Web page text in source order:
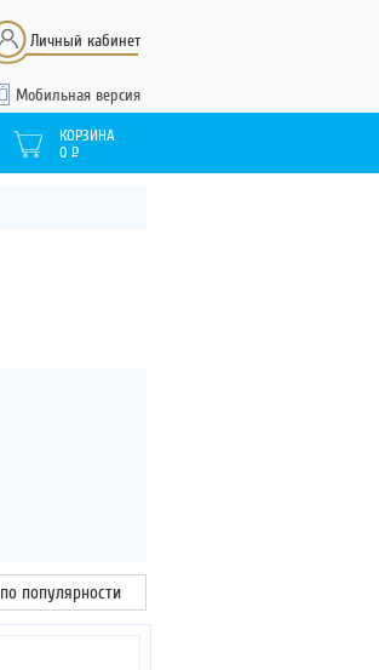
Мобильная версия
Личный кабинет
КОРЗИНА
0 Р
по популярности